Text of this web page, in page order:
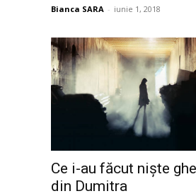
Bianca SARA - iunie 1, 2018
Ce i-au făcut niște
din Dumitra